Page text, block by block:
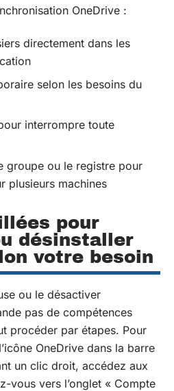
OneDrive :
directement dans les
selon les besoins du
interrompre toute
groupe ou le registre pour
plusieurs machines
pour
désinstaller
votre besoin
ou le désactiver
pas de compétences
procéder par étapes. Pour
OneDrive dans la barre
un clic droit, accédez aux
vous vers l’onglet « Compte